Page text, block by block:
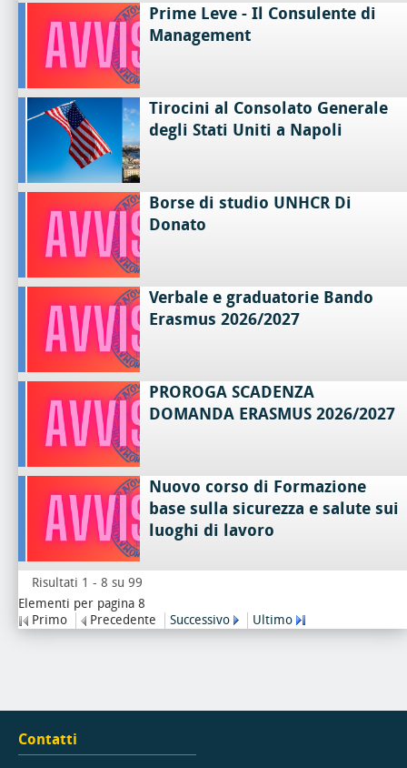
Prime Leve - Il Consulente di
Management
Tirocini al Consolato Generale
degli Stati Uniti a Napoli
Borse di studio UNHCR Di
Donato
Verbale e graduatorie Bando
Erasmus 2026/2027
PROROGA SCADENZA
DOMANDA ERASMUS 2026/2027
Nuovo corso di Formazione
base sulla sicurezza e salute sui
luoghi di lavoro
Risultati 1 - 8 su 99
Elementi per pagina 8
Primo
Precedente Successivo Ultimo
Contatti